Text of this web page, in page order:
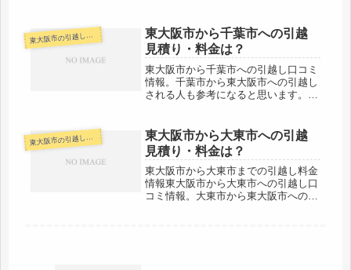
すが、荷物到着までの時間がかかるの
もネックになります。早めに見積り
を...
東大阪市の引越し料金・代金相場・見積り情報
東大阪市から千葉市への引越
見積り・料金は？
東大阪市から千葉市への引越し口コミ
情報。千葉市から東大阪市への引越し
される人も参考になると思います。東
時間近くかかるので、荷物の到着は最
短でも翌日という場合が多いです。...
東 大阪市の引越し料金・代金相場・見積り情報
東大阪市から大東市への引越
見積り・料金は？
東大阪市から大東市までの引越し料金
情報東大阪市から大東市への引越し口
コミ情報。大東市から東大阪市への引